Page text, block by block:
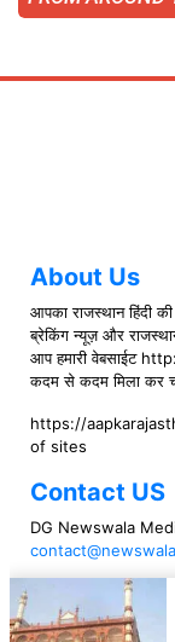
About Us
आपका राजस्थान हिंदी
ब्रेकिंग न्यूज़ और
आप हमारी वेबसाईट
कदम से कदम मिला कर
https://
of sites
Contact US
DG Newswala
Follow US